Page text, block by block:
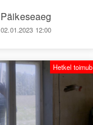
Päikeseaeg
02.01.2023 12:00
Hetkel toimub